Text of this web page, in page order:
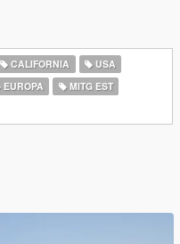
CALIFORNIA
USA
EUROPA
MITG EST